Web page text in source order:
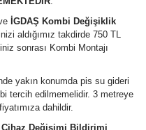
İGDAŞ Kombi Değişiklik
aldığımız takdirde 750 TL
sonrası Kombi Montajı
yakın konumda pis su gideri
tercih edilmemelidir. 3 metreye
dahildir.
Cihaz Değişimi Bildirimi